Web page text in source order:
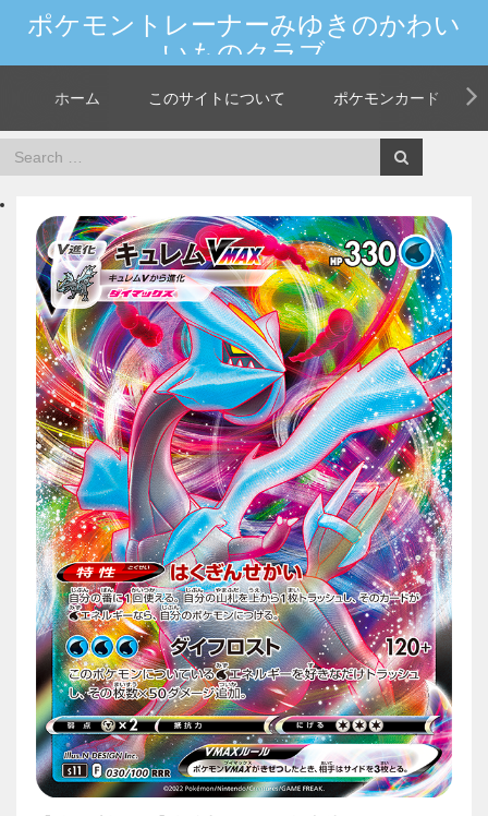
ポケモントレーナーみゆきのかわい
いものクラブ
ホーム このサイトについて ポケモンカード
Home ポケモンV